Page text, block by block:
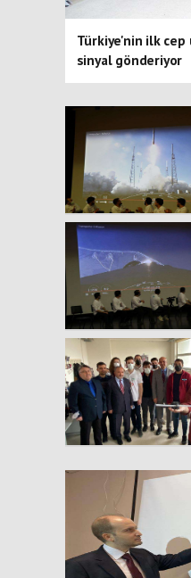
Türkiye'nin ilk cep
sinyal gönderiyor